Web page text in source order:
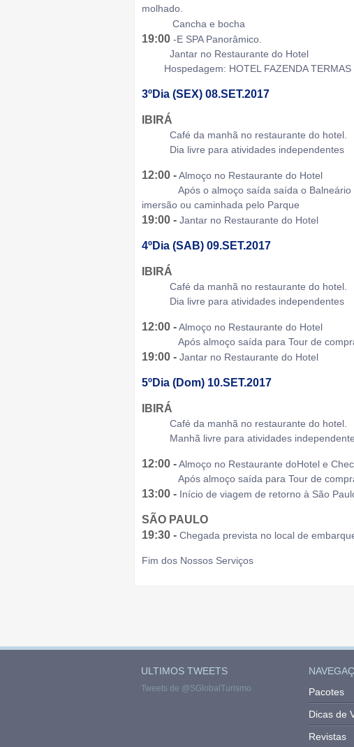
molhado.
Cancha e bocha
19:00 -E SPA Panorâmico.
Jantar no Restaurante do Hotel
Hospedagem: HOTEL FAZENDA TERMAS
3ºDia (SEX) 08.SET.2017
IBIRÁ
Café da manhã no restaurante do hotel.
Dia livre para atividades independentes
12:00 -Almoço no Restaurante do Hotel
Após o almoço saída saída o Balneário
imersão ou caminhada pelo Parque
19:00 - Jantar no Restaurante do Hotel
4ºDia (SAB) 09.SET.2017
IBIRÁ
Café da manhã no restaurante do hotel.
Dia livre para atividades independentes
12:00 -Almoço no Restaurante do Hotel
Após almoço saída para Tour de
19:00 - Jantar no Restaurante do Hotel
5ºDia (Dom) 10.SET.2017
IBIRÁ
Café da manhã no restaurante do hotel.
Manhã livre para atividades
12:00 -Almoço no Restaurante doHotel e
Após almoço saída para Tour de
13:00 - Início de viagem de retorno à São
SÃO PAULO
19:30 - Chegada prevista no local de
Fim dos Nossos Serviços
ULTIMOS TWEETS
Tweets de @SGlobalTurismo
Pacotes
Dicas de
Revistas